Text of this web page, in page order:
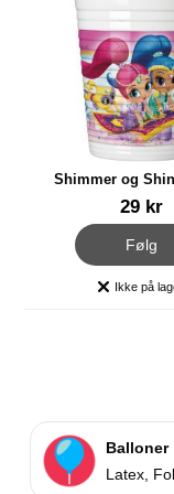
Shimmer og
Friends29 kr
Følg
, Shimmer og
Ikke på
Balloner
Latex,